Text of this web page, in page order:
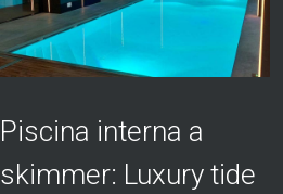
Piscina interna a
skimmer: Luxury tide